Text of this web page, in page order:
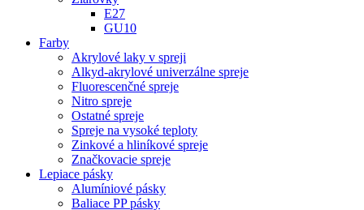
E27
GU10
Farby
Akrylové laky v spreji
Alkyd-akrylové univerzálne spreje
Fluorescenčné spreje
Nitro spreje
Ostatné spreje
Spreje na vysoké teploty
Zinkové a hliníkové spreje
Značkovacie spreje
Lepiace pásky
Alumíniové pásky
Baliace PP pásky